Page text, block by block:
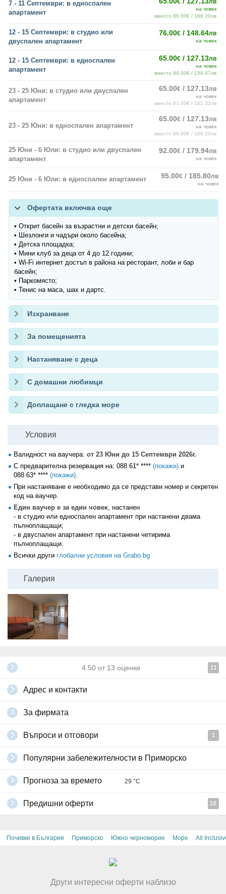
7 - 11 Септември: в едноспален
апартамент
€ лв
на човек
вместо 86.00€ / 168.20лв
12 - 15 Септември: в студио или
двуспален апартамент
76.00€ / 148.64лв
на човек
12 - 15 Септември: в едноспален
апартамент
65.00€ / 127.13лв
на човек
вместо 80.00€ / 156.47лв
23 - 25 Юни: в студио или двуспален
апартамент
65.00€ / 127.13лв
на човек
вместо 83.00€ / 162.33лв
23 - 25 Юни: в едноспален апартамент
65.00€ / 127.13лв
на човек
вместо 86.00€ / 168.20лв
25 Юни - 6 Юли: в студио или двуспален
апартамент
92.00€ / 179.94лв
на човек
25 Юни - 6 Юли: в едноспален апартамент 95.00€ / 185.80лв
на човек
Офертата включва още
• Открит басейн за възрастни и детски басейн;
• Шезлонги и чадъри около басейна;
• Детска площадка;
• Мини клуб за деца от 4 до 12 години;
• Wi-Fi интернет достъп в района на ресторант, лоби и бар
басейн;
• Паркомясто;
• Тенис на маса, шах и дартс.
Изхранване
За помещенията
Настаняване с деца
С домашни любимци
Доплащане с гледка море
Условия
Валидност на ваучера: от 23 Юни до 15 Септември 2026г.
С предварителна резервация на: 088 61* **** (покажи) и
088 63* **** (покажи).
При настаняване е необходимо да се представи номер и секретен
код на ваучер.
Един ваучер е за един човек, настанен
- в студио или едноспален апартамент при настанени двама
пълноплащащи;
- в двуспален апартамент при настанени четирима
пълноплащащи.
Всички други глобални условия на Grabo.bg
Галерия
4.50 от 13 оценки 11
Адрес и контакти
За фирмата
Въпроси и отговори 1
Популярни забележителности в Приморско
Прогноза за времето 29 °C
Предишни оферти 16
Почивки в България · Приморско · Южно черноморие · Море · All
Други интересни оферти наблизо